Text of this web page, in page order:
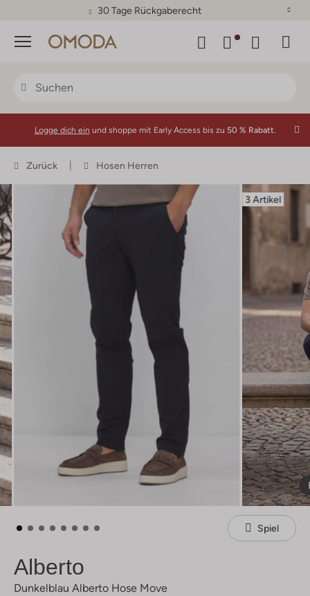
30 Tage Rückgaberecht
Menü
Logge dich ein und shoppe mit Early Access bis zu 50 % Rabatt.
Zurück Hosen Herren
3 Artikel
Spiel
Alberto
Dunkelblau Alberto Hose Move